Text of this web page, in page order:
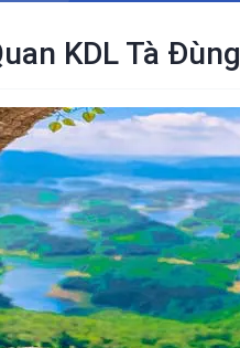
KDL Tà Đùng